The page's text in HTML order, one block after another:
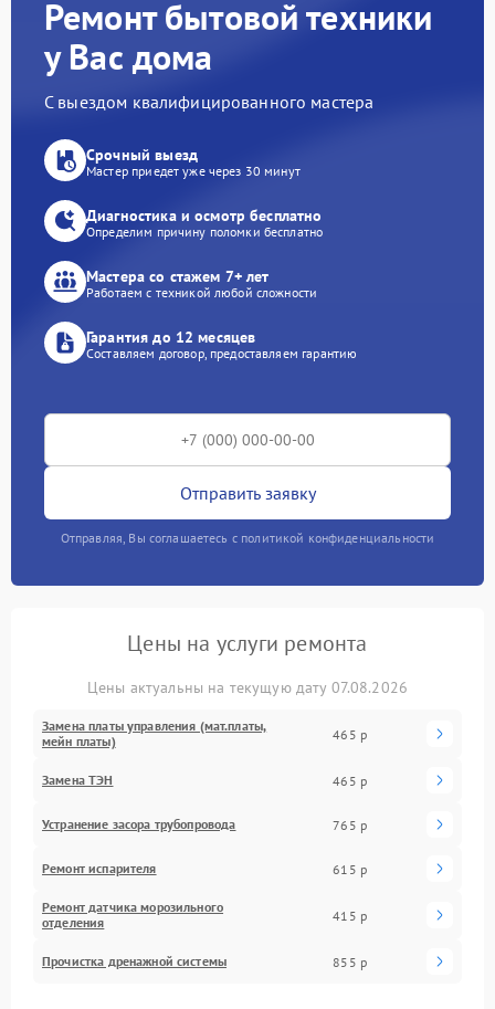
Ремонт бытовой техники
у Вас дома
С выездом квалифицированного мастера
Срочный выезд
Мастер приедет уже через 30 минут
Диагностика и осмотр бесплатно
Определим причину поломки бесплатно
Мастера со стажем 7+ лет
Работаем с техникой любой сложности
Гарантия до 12 месяцев
Составляем договор, предоставляем гарантию
Отправить заявку
Отправляя, Вы соглашаетесь с политикой конфиденциальности
Цены на услуги ремонта
Цены актуальны на текущую дату 07.08.2026
Замена платы управления (мат.платы,
мейн платы)
465 р
Замена ТЭН 465 р
Устранение засора трубопровода 765 р
Ремонт испарителя 615 р
Ремонт датчика морозильного
отделения
415 р
Прочистка дренажной системы 855 р